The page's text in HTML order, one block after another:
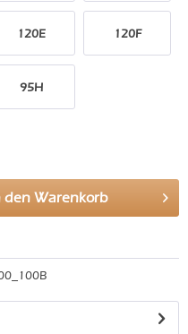
120E 120F
95H
den Warenkorb